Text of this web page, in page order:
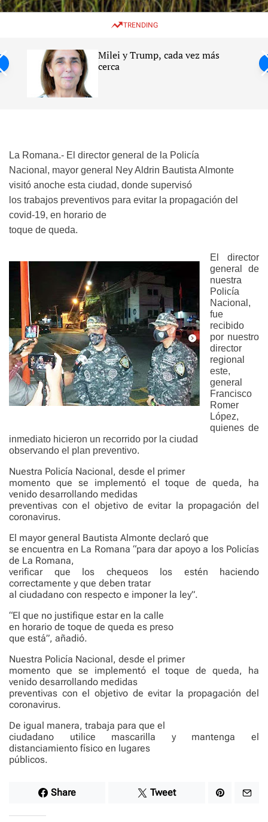
w
c
e
e
TRENDING
Milei y Trump, cada vez más
cerca
La Romana.- El director general de la Policía
Nacional, mayor general Ney Aldrin Bautista Almonte
visitó anoche esta ciudad, donde supervisó
los trabajos preventivos para evitar la propagación del
covid-19, en horario de
toque de queda.
El director
general de
nuestra
Policía
Nacional,
fue
recibido
por nuestro
director
regional
este,
general
Francisco
Romer
López,
quienes de
inmediato hicieron un recorrido por la ciudad
observando el plan preventivo.
Nuestra Policía Nacional, desde el primer
momento que se implementó el toque de queda, ha
venido desarrollando medidas
preventivas con el objetivo de evitar la propagación del
coronavirus.
El mayor general Bautista Almonte declaró que
se encuentra en La Romana “para dar apoyo a los Policías
de La Romana,
verificar que los chequeos los estén haciendo
correctamente y que deben tratar
al ciudadano con respecto e imponer la ley”.
“El que no justifique estar en la calle
en horario de toque de queda es preso
que está”, añadió.
Nuestra Policía Nacional, desde el primer
momento que se implementó el toque de queda, ha
venido desarrollando medidas
preventivas con el objetivo de evitar la propagación del
coronavirus.
De igual manera, trabaja para que el
ciudadano utilice mascarilla y mantenga el
distanciamiento físico en lugares
públicos.
Share Tweet